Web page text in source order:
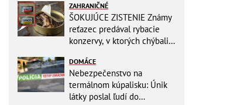
tvár!
ZAHRANIČNÉ
ŠOKUJÚCE ZISTENIE Známy
reťazec predával rybacie
konzervy, v ktorých chýbali
aj vy
DOMÁCE
Nebezpečenstvo na
termálnom kúpalisku: Únik
látky poslal ľudí do